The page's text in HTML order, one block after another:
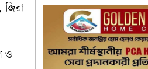
জিরা
ও